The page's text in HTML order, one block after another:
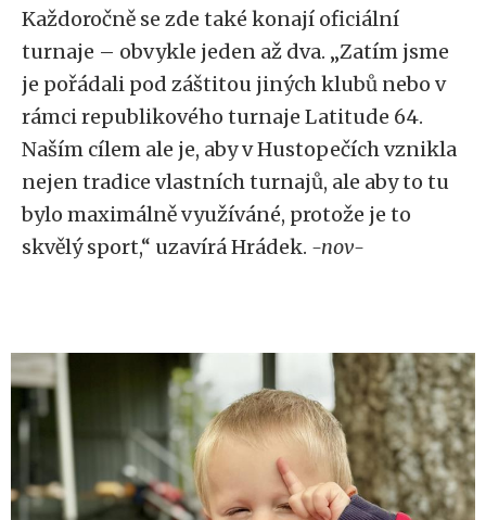
Každoročně se zde také konají oficiální
turnaje – obvykle jeden až dva. „Zatím jsme
je pořádali pod záštitou jiných klubů nebo v
rámci republikového turnaje Latitude 64.
Naším cílem ale je, aby v Hustopečích vznikla
nejen tradice vlastních turnajů, ale aby to tu
bylo maximálně využíváné, protože je to
skvělý sport,“ uzavírá Hrádek. -nov-